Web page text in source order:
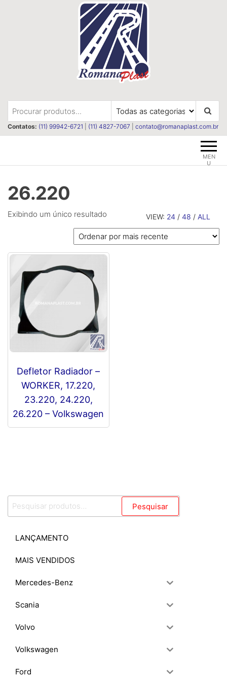
Romanaplast
Revestimentos e isolações
termica e acústica
Contatos: (11) 99942-6721 (11) 4827-7067 contato@romanaplast.com.br
MEN
U
26.220
VIEW: 24 / 48 / ALL
Exibindo um único resultado
Defletor Radiador –
WORKER, 17.220,
23.220, 24.220,
26.220 – Volkswagen
Pesquisar
LANÇAMENTO
MAIS VENDIDOS
Mercedes-Benz
Scania
Volvo
Volkswagen
Ford